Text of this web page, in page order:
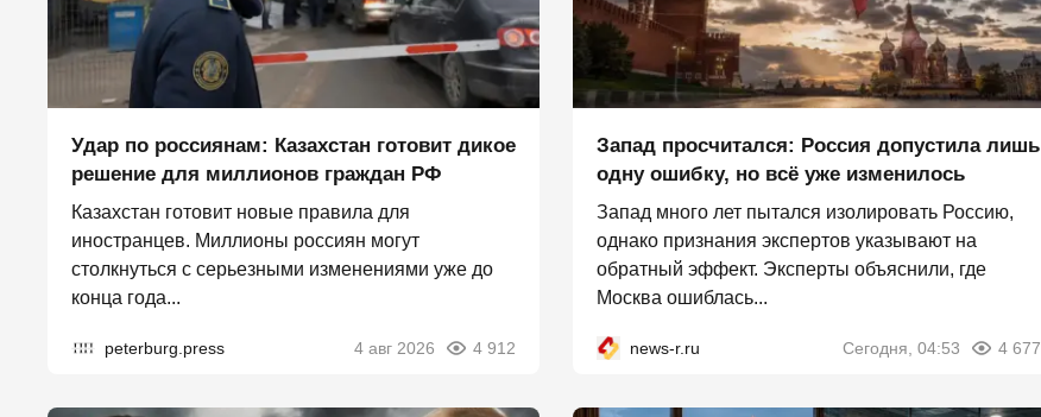
Удар по россиянам: Казахстан готовит дикое
решение для миллионов граждан РФ
Казахстан готовит новые правила для
иностранцев. Миллионы россиян могут
столкнуться с серьезными изменениями уже до
конца года...
peterburg.press 4 авг 2026 4 912
Запад просчитался: Россия допустила лишь
одну ошибку, но всё уже изменилось
Запад много лет пытался изолировать Россию,
однако признания экспертов указывают на
обратный эффект. Эксперты объяснили, где
Москва ошиблась...
news-r.ru Сегодня, 04:53 4 677